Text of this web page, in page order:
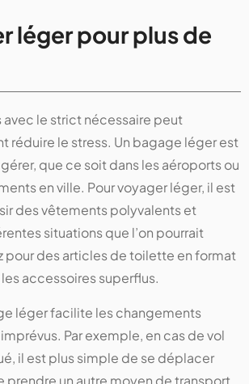
léger pour plus de
avec le strict nécessaire peut
réduire le stress. Un bagage léger est
que ce soit dans les aéroports ou
en ville. Pour voyager léger, il est
des vêtements polyvalents et
situations que l’on pourrait
pour des articles de toilette en format
accessoires superflus.
léger facilite les changements
Par exemple, en cas de vol
il est plus simple de se déplacer